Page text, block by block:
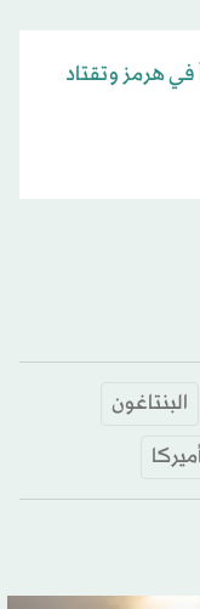
في هرمز وتقتاد
البنتاغون